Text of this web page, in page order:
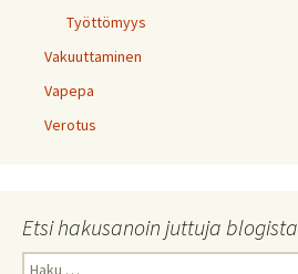
Työttömyys
Vakuuttaminen
Vapepa
Verotus
Etsi hakusanoin juttuja blogista
Haku: